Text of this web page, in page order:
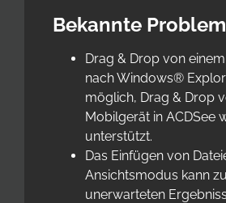
Bekannte
Drag & Drop von
nach Windows®
möglich, Drag & Drop
Mobilgerät in ACDSee
unterstützt.
Das Einfügen von
Ansichtsmodus kann zu
unerwarteten